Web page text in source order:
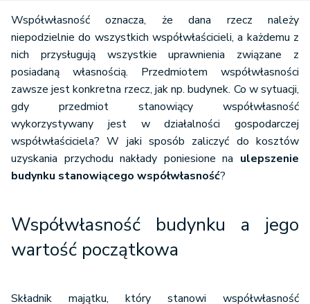
Nakłady poniesione na ulepszenie budynku stanowiącego
współwłasność a wartość początkowa
Ulepszenie budynku stanowiącego współwłasność -
stanowisko organów podatkowych
Współwłasność oznacza, że dana rzecz należy
niepodzielnie do wszystkich współwłaścicieli, a każdemu z
nich przysługują wszystkie uprawnienia związane z
posiadaną własnością. Przedmiotem współwłasności
zawsze jest konkretna rzecz, jak np. budynek. Co w sytuacji,
gdy przedmiot stanowiący współwłasność
wykorzystywany jest w działalności gospodarczej
współwłaściciela? W jaki sposób zaliczyć do kosztów
uzyskania przychodu nakłady poniesione na ulepszenie
budynku stanowiącego współwłasność?
Współwłasność budynku a jego
wartość początkowa
Składnik majątku, który stanowi współwłasność